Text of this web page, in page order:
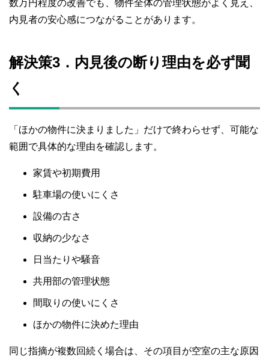
数万円程度の改善でも、物件全体の管理状態がよく見え、
内見者の安心感につながることがあります。
解決策3．内見後の断り理由を必ず聞
く
「ほかの物件に決まりました」だけで終わらせず、可能な
範囲で具体的な理由を確認します。
家賃や初期費用
駐車場の使いにくさ
設備の古さ
収納の少なさ
日当たりや騒音
共用部の管理状態
間取りの使いにくさ
ほかの物件に決めた理由
同じ指摘が複数回続く場合は、その項目が空室の主な原因